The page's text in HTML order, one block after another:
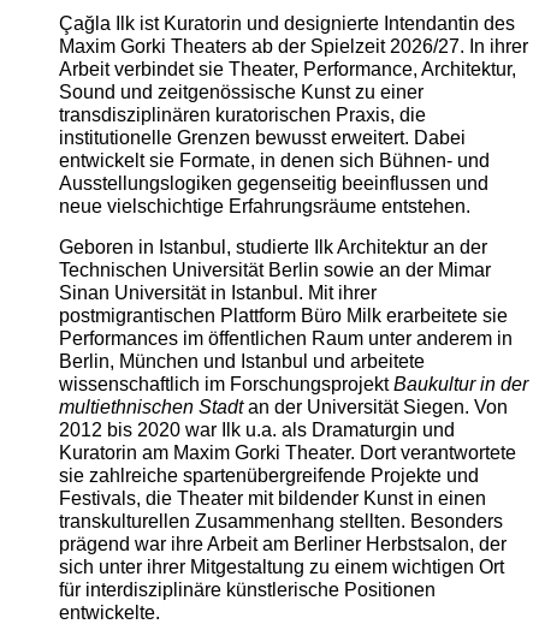
Çağla Ilk ist Kuratorin und designierte Intendantin des
Maxim Gorki Theaters ab der Spielzeit 2026/27. In ihrer
Arbeit verbindet sie Theater, Performance, Architektur,
Sound und zeitgenössische Kunst zu einer
transdisziplinären kuratorischen Praxis, die
institutionelle Grenzen bewusst erweitert. Dabei
entwickelt sie Formate, in denen sich Bühnen- und
Ausstellungslogiken gegenseitig beeinflussen und
neue vielschichtige Erfahrungsräume entstehen.
Geboren in Istanbul, studierte Ilk Architektur an der
Technischen Universität Berlin sowie an der Mimar
Sinan Universität in Istanbul. Mit ihrer
postmigrantischen Plattform Büro Milk erarbeitete sie
Performances im öffentlichen Raum unter anderem in
Berlin, München und Istanbul und arbeitete
wissenschaftlich im ForschungsprojektBaukultur in der
multiethnischen Stadtan der Universität Siegen. Von
2012 bis 2020 war Ilk u.a. als Dramaturgin und
Kuratorin am Maxim Gorki Theater. Dort verantwortete
sie zahlreiche spartenübergreifende Projekte und
Festivals, die Theater mit bildender Kunst in einen
transkulturellen Zusammenhang stellten. Besonders
prägend war ihre Arbeit am Berliner Herbstsalon, der
sich unter ihrer Mitgestaltung zu einem wichtigen Ort
für interdisziplinäre künstlerische Positionen
entwickelte.